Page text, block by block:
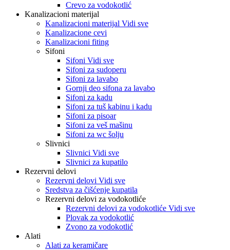
Crevo za vodokotlić
Kanalizacioni materijal
Kanalizacioni materijal Vidi sve
Kanalizacione cevi
Kanalizacioni fiting
Sifoni
Sifoni Vidi sve
Sifoni za sudoperu
Sifoni za lavabo
Gornji deo sifona za lavabo
Sifoni za kadu
Sifoni za tuš kabinu i kadu
Sifoni za pisoar
Sifoni za veš mašinu
Sifoni za wc šolju
Slivnici
Slivnici Vidi sve
Slivnici za kupatilo
Rezervni delovi
Rezervni delovi Vidi sve
Sredstva za čišćenje kupatila
Rezervni delovi za vodokotliće
Rezervni delovi za vodokotliće Vidi sve
Plovak za vodokotlić
Zvono za vodokotlić
Alati
Alati za keramičare